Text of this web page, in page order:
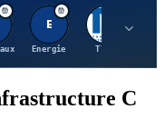
E
Energie TTWO
C